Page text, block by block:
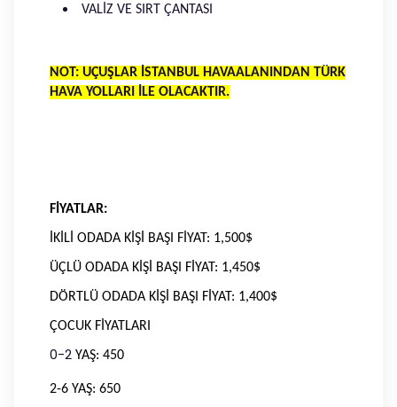
VALİZ VE SIRT ÇANTASI
NOT: UÇUŞLAR İSTANBUL HAVAALANINDAN TÜRK
HAVA YOLLARI İLE OLACAKTIR.
FİYATLAR:
İKİLİ ODADA KİŞİ BAŞI FİYAT: 1,500$
ÜÇLÜ ODADA KİŞİ BAŞI FİYAT: 1,450$
DÖRTLÜ ODADA KİŞİ BAŞI FİYAT: 1,400$
ÇOCUK FİYATLARI
0-2 YAŞ: 450
2-6 YAŞ: 650